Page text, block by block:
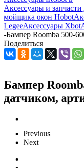
Аксессуары и запчасти
мойщика окон Hobot
LegeeАксессуары Xbot
-Бампер Roomba 500-
Поделиться
Бампер
датчиком,
Previous
Next